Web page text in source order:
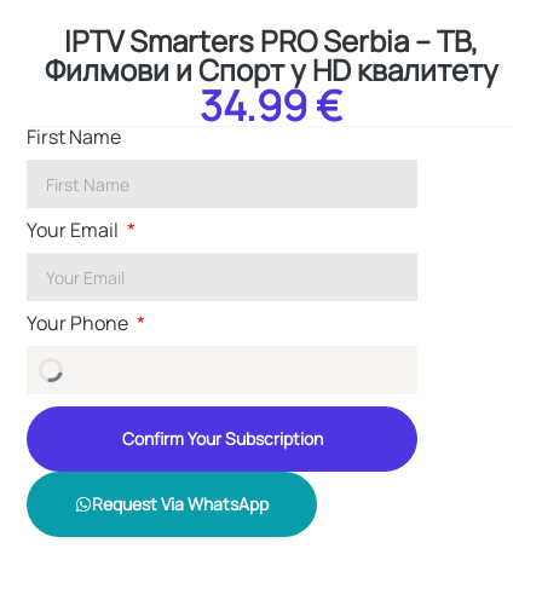
IPTV Smarters PRO Serbia – ТВ,
Филмови и Спорт у HD квалитету
34.99 €
First Name
Your Email
Your Phone
Confirm Your Subscription
Request Via WhatsApp